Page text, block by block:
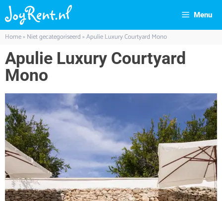
Menu
Home»Niet gecategoriseerd»Apulie Luxury Courtyard Mono
Apulie Luxury Courtyard
Mono